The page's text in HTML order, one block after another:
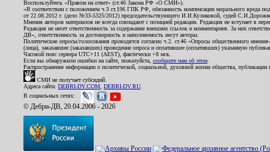
Воспользуйтесь «Правом на ответ» (ст.46 Закона РФ «О СМИ»).
«В соответствии с положением ч.3 ст.196 ГПК РФ, обязанность компенсации морального вреда
от 22.08.2012 г. (дело №33-5325/2012) председательствующего И.И.Куликовой, судей
Мнения авторов материалов не всегда совпадают с позицией редакции. Редакция не вступает в
Редакция не несет ответственность за содержание внешних ссылок и комментариев. За них
ДВ», ответственность за достоверность и наполняемость несут авторы.
Политические опросы/голосования проводятся согласно ч.2. ст.46 «Опросы общественного
(лица), заказавшее (заказавших) проведение опроса и оплатившее (оплативших) указанную
Часовой пояс сервера UTC+11 (AEST), фактически +8 мск.
Если вы обнаружили ошибки на сайте, пожалуйста, сообщите нам об этом
Распространение информации о политической, социальной, духовной жизни общества,
СМИ не получает субсидий.
Адреса сайта: DEBRI-DV.COM DEBRI-DV.RU
В социальных сетях:
© Дебри-ДВ, 20.04.2006 - 2026